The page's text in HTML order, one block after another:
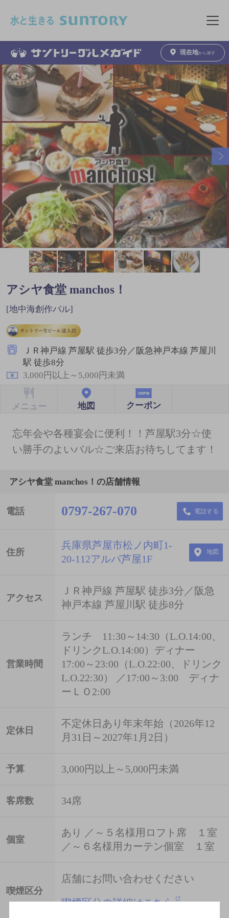
メニュ
現在地から探す
アシヤ食堂 manchos！
[地中海創作バル]
ＪＲ神戸線 芦屋駅 徒歩3分／阪急神戸本線 芦屋川
駅 徒歩8分
3,000円以上～5,000円未満
メニュー 地図 クーポン
忘年会や各種宴会に便利！！芦屋駅3分☆使
い勝手のよいバル☆ご来店お待ちしてます！
アシヤ食堂 manchos！の店舗情報
電話 0797-267-070 電話する
住所
兵庫県芦屋市松ノ内町1-
20-112アルパ芦屋1F
地図
アクセス
ＪＲ神戸線 芦屋駅 徒歩3分／阪急
神戸本線 芦屋川駅 徒歩8分
営業時間
ランチ 11:30～14:30（L.O.14:00、
ドリンクL.O.14:00）ディナー
17:00～23:00（L.O.22:00、ドリンク
L.O.22:30） ／17:00～3:00 ディナ
ーＬＯ2:00
定休日
不定休日あり年末年始（2026年12
月31日～2027年1月2日）
予算 3,000円以上～5,000円未満
客席数 34席
個室
あり ／～５名様用ロフト席 １室
／～６名様用カーテン個室 １室
喫煙区分
店舗にお問い合わせください
喫煙区分の詳細はこちら